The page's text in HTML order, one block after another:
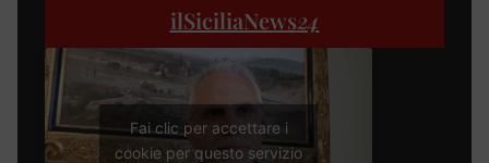
ilSiciliaNews24
Fai clic per accettare i
cookie per questo servizio